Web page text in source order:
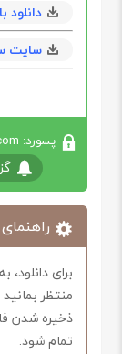
دانلود با حجم 7
سایت
پسورد: softabzar.com
برای
منتظر
ذخیره شدن
تمام شود.